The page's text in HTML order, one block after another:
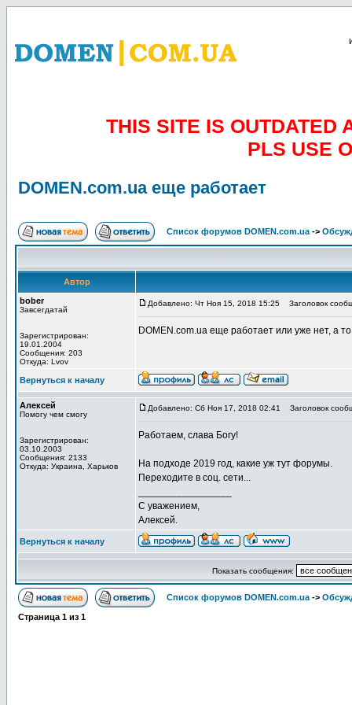
THIS SITE IS OUTDATED
PLS USE
DOMEN.com.ua еще работает
Список форумов DOMEN.com.ua ->
Автор
bober
Завсегдатай
Зарегистрирован:
19.01.2004
Сообщения: 203
Откуда: Lvov
Добавлено: Чт Ноя 15, 2018 15:25 Заголовок
DOMEN.com.ua еще работает или уже нет, а
Вернуться к началу
Алексей
Помогу чем смогу
Зарегистрирован:
03.10.2003
Сообщения: 2133
Откуда: Украина, Харьков
Добавлено: Сб Ноя 17, 2018 02:41 Заголовок
Работаем, слава Богу!
На подходе 2019 год, какие уж тут форумы.
Переходите в соц. сети...
С уважением,
Алексей.
Вернуться к началу
Показать сообщения:
Список форумов DOMEN.com.ua ->
Страница 1 из 1